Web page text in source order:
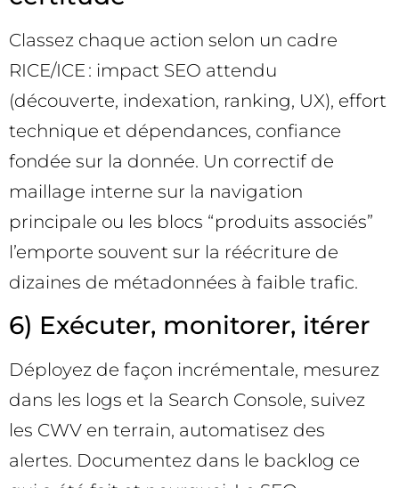
Classez chaque action selon un cadre
RICE/ICE : impact SEO attendu
(découverte, indexation, ranking, UX), effort
technique et dépendances, confiance
fondée sur la donnée. Un correctif de
maillage interne sur la navigation
principale ou les blocs “produits associés”
l’emporte souvent sur la réécriture de
dizaines de métadonnées à faible trafic.
6) Exécuter, monitorer, itérer
Déployez de façon incrémentale, mesurez
dans les logs et la Search Console, suivez
les CWV en terrain, automatisez des
alertes. Documentez dans le backlog ce